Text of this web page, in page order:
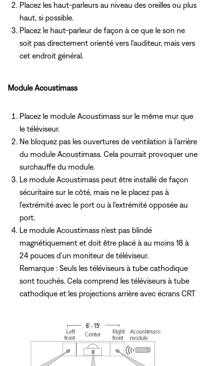
Placez les haut-parleurs au niveau des oreilles ou plus
haut, si possible.
Placez le haut-parleur de façon à ce que le son ne
soit pas directement orienté vers l'auditeur, mais vers
cet endroit général.
Module Acoustimass
Placez le module Acoustimass sur le même mur que
le téléviseur.
Ne bloquez pas les ouvertures de ventilation à l’arrière
du module Acoustimass. Cela pourrait provoquer une
surchauffe du module.
Le module Acoustimass peut être installé de façon
sécuritaire sur le côté, mais ne le placez pas à
l'extrémité avec le port ou à l'extrémité opposée au
port.
Le module Acoustimass n'est pas blindé
magnétiquement et doit être placé à au moins 18 à
24 pouces d'un moniteur de téléviseur.
Remarque : Seuls les téléviseurs à tube cathodique
sont touchés. Cela comprend les téléviseurs à tube
cathodique et les projections arrière avec écrans CRT